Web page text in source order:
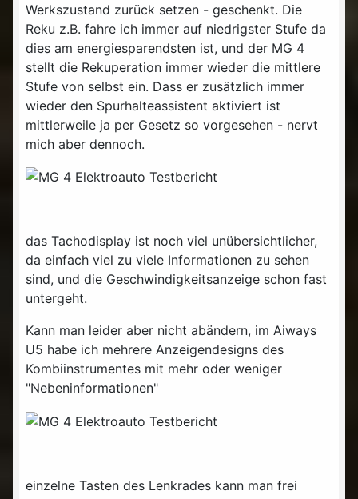
Werkszustand zurück setzen - geschenkt. Die
Reku z.B. fahre ich immer auf niedrigster Stufe da
dies am energiesparendsten ist, und der MG 4
stellt die Rekuperation immer wieder die mittlere
Stufe von selbst ein. Dass er zusätzlich immer
wieder den Spurhalteassistent aktiviert ist
mittlerweile ja per Gesetz so vorgesehen - nervt
mich aber dennoch.
das Tachodisplay ist noch viel unübersichtlicher,
da einfach viel zu viele Informationen zu sehen
sind, und die Geschwindigkeitsanzeige schon fast
untergeht.
Kann man leider aber nicht abändern, im Aiways
U5 habe ich mehrere Anzeigendesigns des
Kombiinstrumentes mit mehr oder weniger
"Nebeninformationen"
einzelne Tasten des Lenkrades kann man frei